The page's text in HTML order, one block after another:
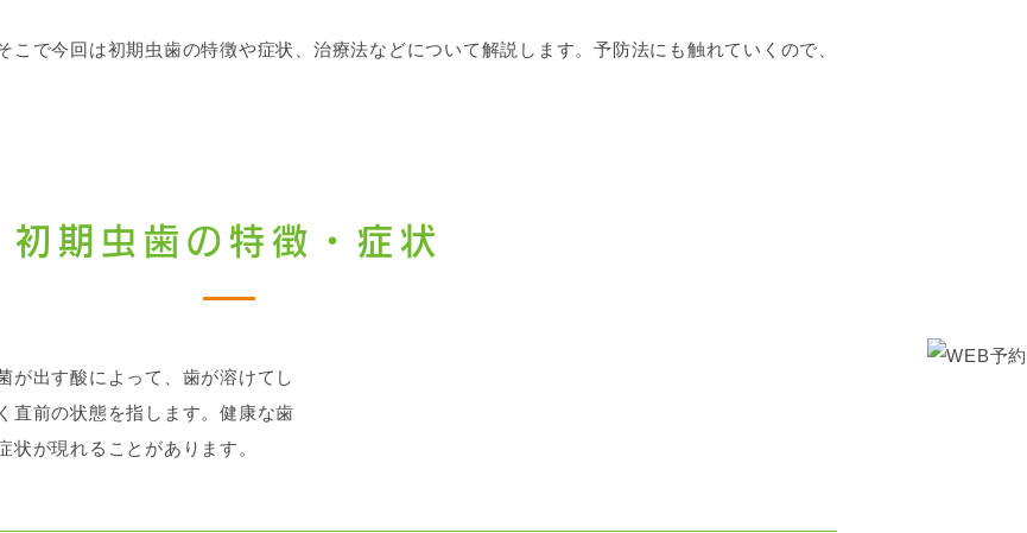
で今回は初期虫歯の特徴や症状、治療法などについて解説します。予防法にも触れていくので、
初期虫歯の特徴・症状
が出す酸によって、歯が溶けてし
直前の状態を指します。健康な歯
が現れることがあります。